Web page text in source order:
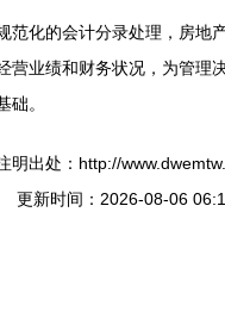
范化的会计分录处理，房地
营业绩和财务状况，为管理
础。
明出处：http://
更新时间：2026-08-06